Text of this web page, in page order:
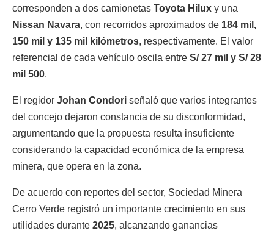
corresponden a dos camionetas Toyota Hilux y una
Nissan Navara, con recorridos aproximados de 184 mil,
150 mil y 135 mil kilómetros, respectivamente. El valor
referencial de cada vehículo oscila entre S/ 27 mil y S/ 28
mil 500.
El regidor Johan Condori señaló que varios integrantes
del concejo dejaron constancia de su disconformidad,
argumentando que la propuesta resulta insuficiente
considerando la capacidad económica de la empresa
minera, que opera en la zona.
De acuerdo con reportes del sector, Sociedad Minera
Cerro Verde registró un importante crecimiento en sus
utilidades durante 2025, alcanzando ganancias